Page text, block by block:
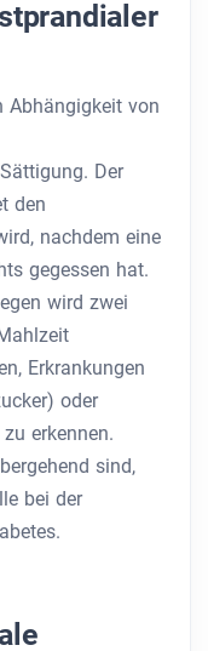
Abhängigkeit von
Der
den
nachdem eine
gegessen hat.
wird zwei
Erkrankungen
oder
erkennen.
sind,
bei der